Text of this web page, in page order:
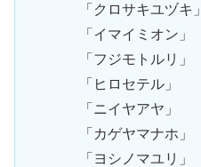
「クロサキユヅキ」
「イマイミオン」
「フジモトルリ」
「ヒロセテル」
「ニイヤアヤ」
「カゲヤマナホ」
「ヨシノマユリ」